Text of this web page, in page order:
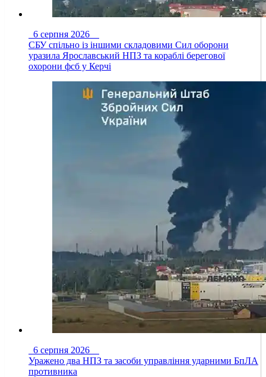
6 серпня 2026
СБУ спільно із іншими складовими Сил оборони
уразила Ярославський НПЗ та кораблі берегової
охорони фсб у Керчі
6 серпня 2026
Уражено два НПЗ та засоби управління ударними БпЛА
противника